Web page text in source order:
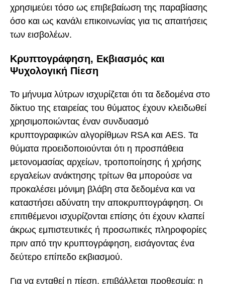
χρησιμεύει τόσο ως επιβεβαίωση της παραβίασης
όσο και ως κανάλι επικοινωνίας για τις απαιτήσεις
των εισβολέων.
Κρυπτογράφηση, Εκβιασμός και
Ψυχολογική Πίεση
Το μήνυμα λύτρων ισχυρίζεται ότι τα δεδομένα στο
δίκτυο της εταιρείας του θύματος έχουν κλειδωθεί
χρησιμοποιώντας έναν συνδυασμό
κρυπτογραφικών αλγορίθμων RSA και AES. Τα
θύματα προειδοποιούνται ότι η προσπάθεια
μετονομασίας αρχείων, τροποποίησης ή χρήσης
εργαλείων ανάκτησης τρίτων θα μπορούσε να
προκαλέσει μόνιμη βλάβη στα δεδομένα και να
καταστήσει αδύνατη την αποκρυπτογράφηση. Οι
επιτιθέμενοι ισχυρίζονται επίσης ότι έχουν κλαπεί
άκρως εμπιστευτικές ή προσωπικές πληροφορίες
πριν από την κρυπτογράφηση, εισάγοντας ένα
δεύτερο επίπεδο εκβιασμού.
Για να ενταθεί η πίεση, επιβάλλεται προθεσμία: η